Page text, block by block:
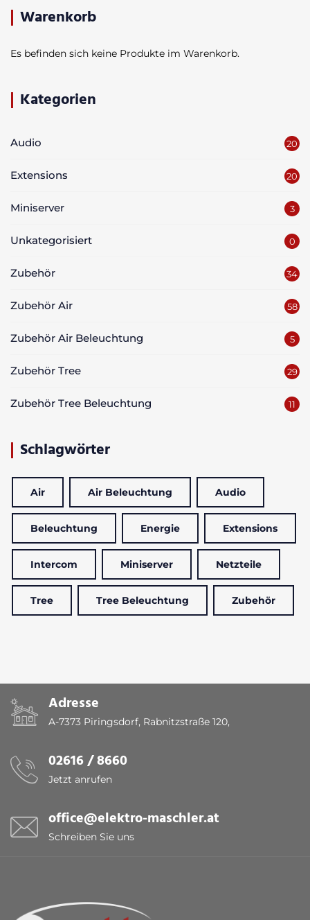
Warenkorb
Es befinden sich keine Produkte im Warenkorb.
Kategorien
Audio 20
Extensions 20
Miniserver 3
Unkategorisiert 0
Zubehör 34
Zubehör Air 58
Zubehör Air Beleuchtung 5
Zubehör Tree 29
Zubehör Tree Beleuchtung 11
Schlagwörter
Air Air Beleuchtung Audio
Beleuchtung Energie Extensions
Intercom Miniserver Netzteile
Tree Tree Beleuchtung Zubehör
Adresse
A-7373 Piringsdorf, Rabnitzstraße 120,
02616 / 8660
Jetzt anrufen
office@elektro-maschler.at
Schreiben Sie uns